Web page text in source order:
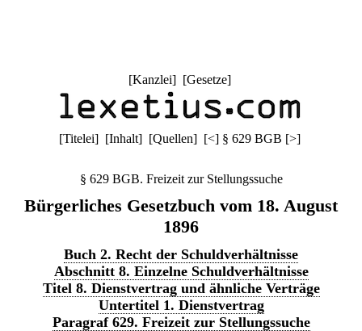
[Kanzlei] [Gesetze]
[Titelei] [Inhalt] [Quellen] [<] § 629 BGB [>]
§ 629 BGB. Freizeit zur Stellungssuche
Bürgerliches Gesetzbuch vom 18. August
1896
Buch 2. Recht der Schuldverhältnisse
Abschnitt 8. Einzelne Schuldverhältnisse
Titel 8. Dienstvertrag und ähnliche Verträge
Untertitel 1. Dienstvertrag
Paragraf 629. Freizeit zur Stellungssuche